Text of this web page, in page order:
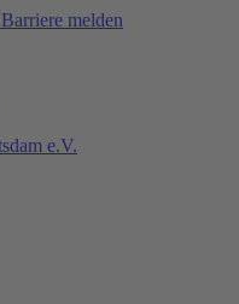
Barriere melden